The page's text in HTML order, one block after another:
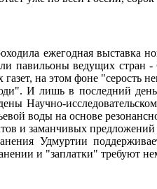
ежегодная выставка
павильоны ведущих стран
на этом фоне "серость
И лишь в последний день
Научно-
воды на основе
и заманчивых предложений
Удмуртии
и "заплатки" требуют